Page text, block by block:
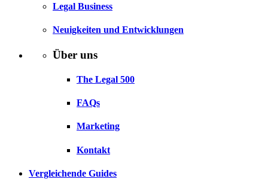
Legal Business
Neuigkeiten und Entwicklungen
Über uns
The Legal 500
FAQs
Marketing
Kontakt
Vergleichende Guides